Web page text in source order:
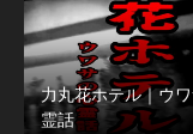
力丸花ホテル｜ウ
霊話